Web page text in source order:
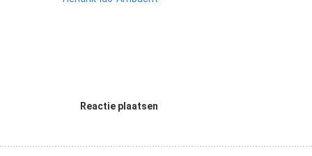
Reactie plaatsen